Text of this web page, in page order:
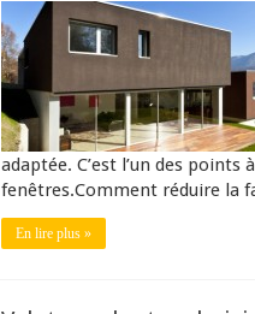
adaptée. C’est l’un des
fenêtres.Comment réduire la
En lire plus »